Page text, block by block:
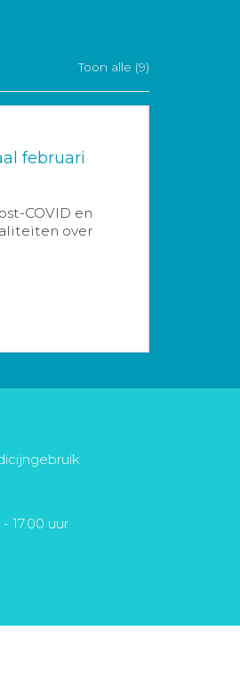
Toon alle (9)
februari
COVID en
over
17.00 uur